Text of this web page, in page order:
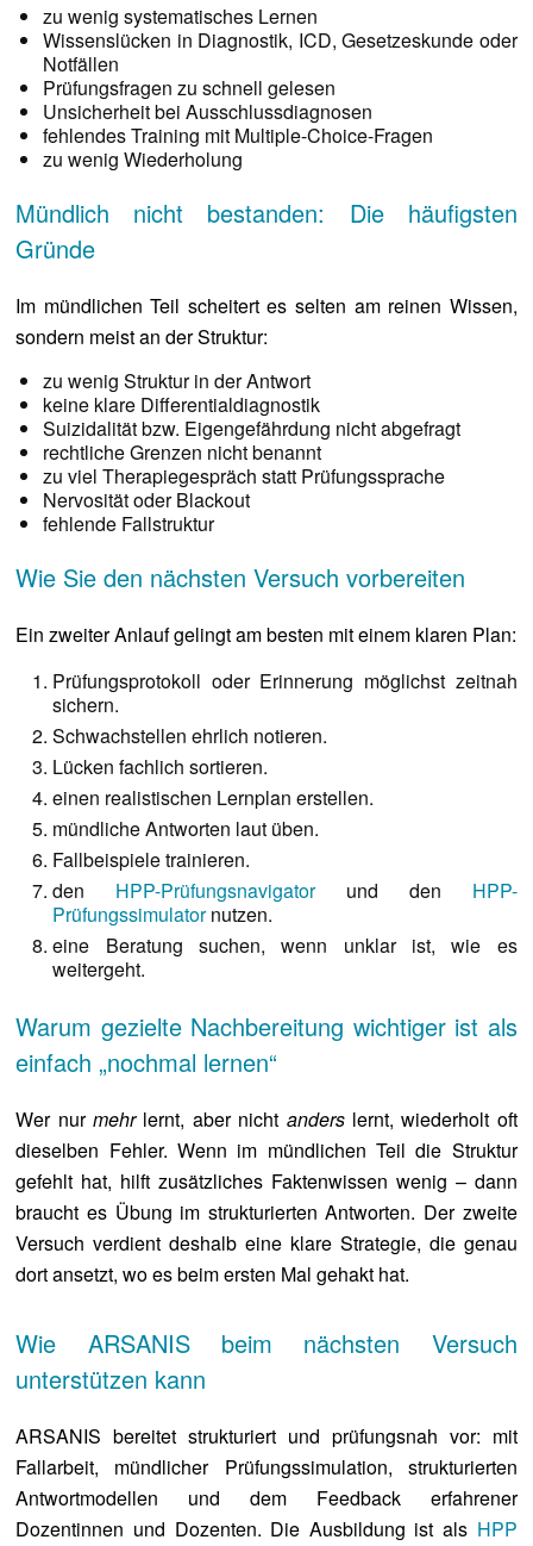
zu wenig systematisches Lernen
Wissenslücken in Diagnostik, ICD, Gesetzeskunde oder
Notfällen
Prüfungsfragen zu schnell gelesen
Unsicherheit bei Ausschlussdiagnosen
fehlendes Training mit Multiple-Choice-Fragen
zu wenig Wiederholung
Mündlich nicht bestanden: Die häufigsten
Gründe
Im mündlichen Teil scheitert es selten am reinen Wissen,
sondern meist an der Struktur:
zu wenig Struktur in der Antwort
keine klare Differentialdiagnostik
Suizidalität bzw. Eigengefährdung nicht abgefragt
rechtliche Grenzen nicht benannt
zu viel Therapiegespräch statt Prüfungssprache
Nervosität oder Blackout
fehlende Fallstruktur
Wie Sie den nächsten Versuch vorbereiten
Ein zweiter Anlauf gelingt am besten mit einem klaren Plan:
Prüfungsprotokoll oder Erinnerung möglichst zeitnah
sichern.
Schwachstellen ehrlich notieren.
Lücken fachlich sortieren.
einen realistischen Lernplan erstellen.
mündliche Antworten laut üben.
Fallbeispiele trainieren.
den HPP-Prüfungsnavigatorund den HPP-
Prüfungssimulatornutzen.
eine Beratung suchen, wenn unklar ist, wie es
weitergeht.
Warum gezielte Nachbereitung wichtiger ist als
einfach „nochmal lernen“
Wer nurmehrlernt, aber nicht anderslernt, wiederholt oft
dieselben Fehler. Wenn im mündlichen Teil die Struktur
gefehlt hat, hilft zusätzliches Faktenwissen wenig – dann
braucht es Übung im strukturierten Antworten. Der zweite
Versuch verdient deshalb eine klare Strategie, die genau
dort ansetzt, wo es beim ersten Mal gehakt hat.
Wie ARSANIS beim nächsten Versuch
unterstützen kann
ARSANIS bereitet strukturiert und prüfungsnah vor: mit
Fallarbeit, mündlicher Prüfungssimulation, strukturierten
Antwortmodellen und dem Feedback erfahrener
Dozentinnen und Dozenten. Die Ausbildung ist als HPP